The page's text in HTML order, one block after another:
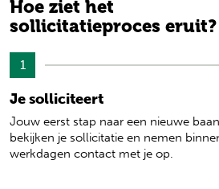
Hoe ziet het
sollicitatieproces eruit?
1
Je solliciteert
Jouw eerst stap naar een nieuwe
bekijken je sollicitatie en nemen
werkdagen contact met je op.